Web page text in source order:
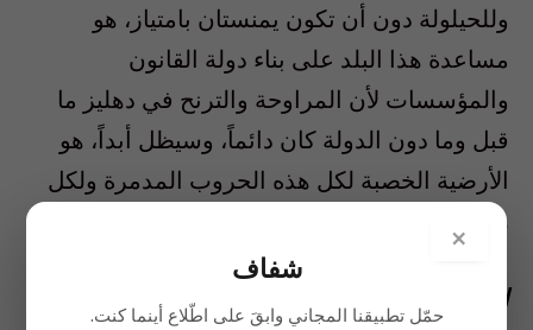
وللحيلولة دون أن تكون يمنستان بامتياز، هو
مساعدة هذا البلد على بناء دولة القانون
والمؤسسات لأن المراوحة والترنح في دهليز ما
قبل وما دون الدولة كان دائماً، وسيظل أبداً، هو
الأرضية الخصبة لكل هذه الحروب المدمرة ولكل
هذه الفوضى العربيدة، المتفلتة، المهلكة.
استحضار مصر
×
شفاف
حمّل تطبيقنا المجاني وابقَ على اطّلاع أينما كنت.